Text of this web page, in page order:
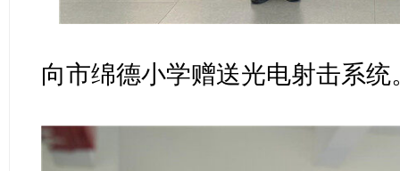
向市绵德小学赠送光电射击系统